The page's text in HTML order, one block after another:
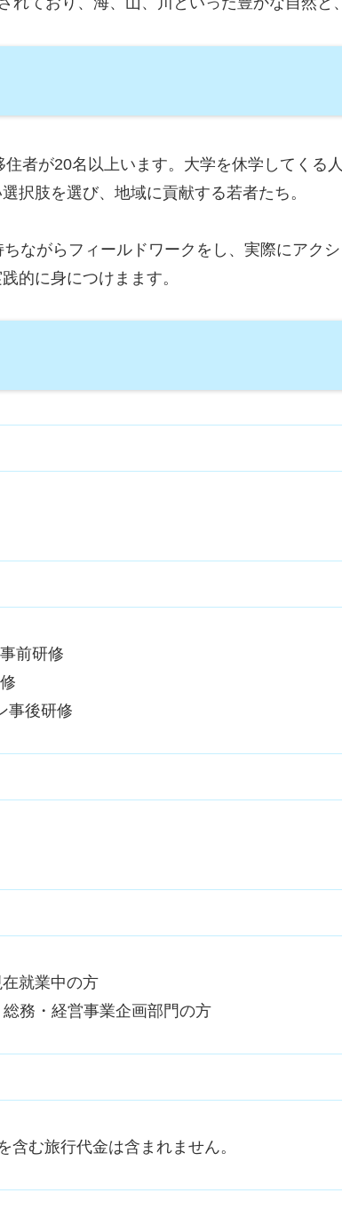
者が20名以上います。大学を休学してくる
択肢を選び、地域に貢献する若者たち。
ながらフィールドワークをし、実際にアク
的に身につけまます。
前研修
事後研修
就業中の方
務・経営事業企画部門の方
む旅行代金は含まれません。